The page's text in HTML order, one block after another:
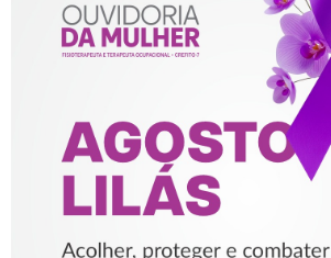
AGOSTO LILÁS –
PROTEGER E
VIOLÊNCIA
MULHER